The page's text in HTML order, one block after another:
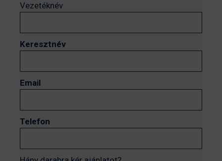
Vezetéknév
Keresztnév
Email
Telefon